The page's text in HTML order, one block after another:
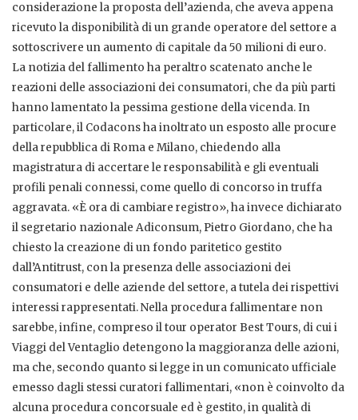
considerazione la proposta dell’azienda, che aveva appena
ricevuto la disponibilità di un grande operatore del settore a
sottoscrivere un aumento di capitale da 50 milioni di euro.
La notizia del fallimento ha peraltro scatenato anche le
reazioni delle associazioni dei consumatori, che da più parti
hanno lamentato la pessima gestione della vicenda. In
particolare, il Codacons ha inoltrato un esposto alle procure
della repubblica di Roma e Milano, chiedendo alla
magistratura di accertare le responsabilità e gli eventuali
profili penali connessi, come quello di concorso in truffa
aggravata. «È ora di cambiare registro», ha invece dichiarato
il segretario nazionale Adiconsum, Pietro Giordano, che ha
chiesto la creazione di un fondo paritetico gestito
dall’Antitrust, con la presenza delle associazioni dei
consumatori e delle aziende del settore, a tutela dei rispettivi
interessi rappresentati. Nella procedura fallimentare non
sarebbe, infine, compreso il tour operator Best Tours, di cui i
Viaggi del Ventaglio detengono la maggioranza delle azioni,
ma che, secondo quanto si legge in un comunicato ufficiale
emesso dagli stessi curatori fallimentari, «non è coinvolto da
alcuna procedura concorsuale ed è gestito, in qualità di